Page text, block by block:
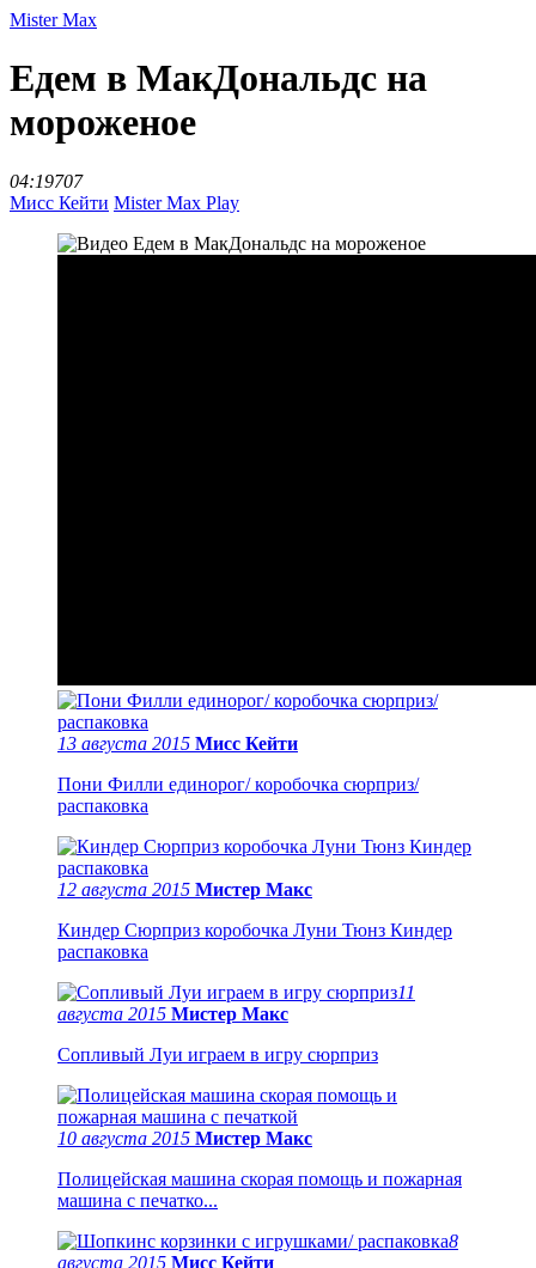
Mister Max
Едем в МакДональдс на
мороженое
04:19707
Мисс Кейти Mister Max Play
13 августа 2015 Мисс Кейти
Пони Филли единорог/ коробочка сюрприз/
распаковка
12 августа 2015 Мистер Макс
Киндер Сюрприз коробочка Луни Тюнз Киндер
распаковка
11
августа 2015 Мистер Макс
Сопливый Луи играем в игру сюрприз
10 августа 2015 Мистер Макс
Полицейская машина скорая помощь и пожарная
машина с печатко...
8
августа 2015 Мисс Кейти